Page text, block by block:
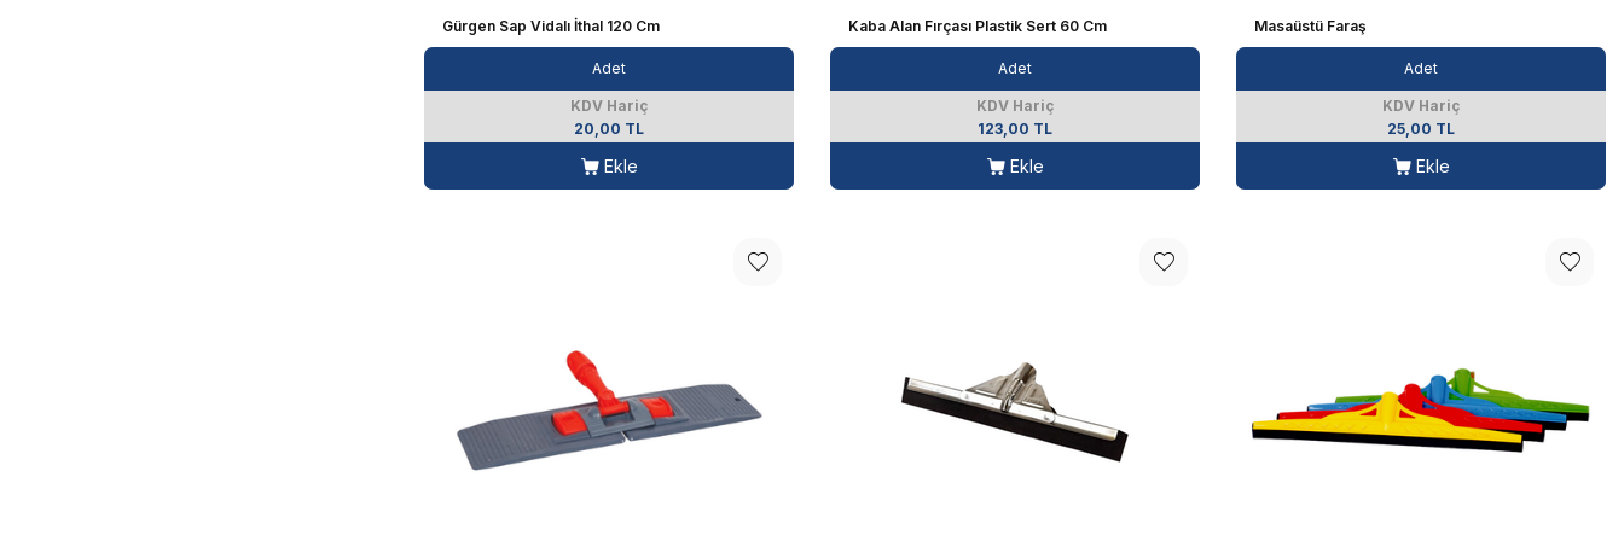
Gürgen Sap Vidalı İthal 120 Cm
Adet
KDV Hariç
20,00 TL
Ekle
Kaba Alan Fırçası Plastik Sert 60 Cm
Adet
KDV Hariç
123,00 TL
Ekle
Masaüstü Faraş
Adet
KDV Hariç
25,00 TL
Ekle